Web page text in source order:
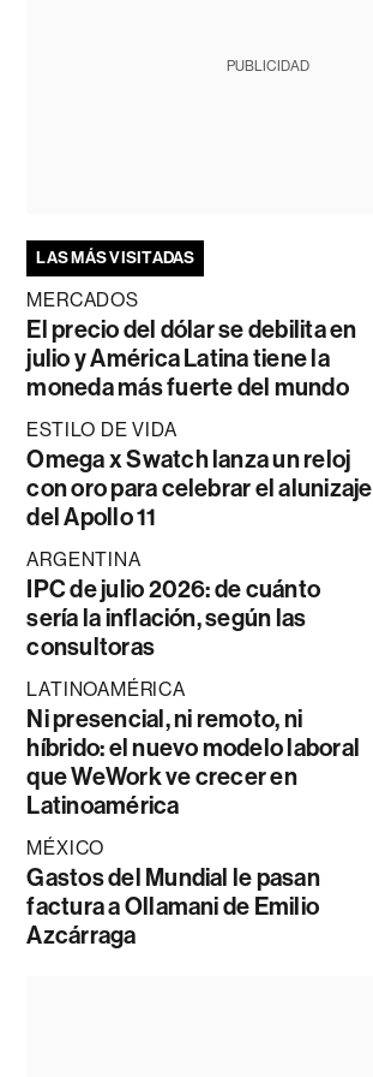
PUBLICIDAD
LAS MÁS VISITADAS
MERCADOS
El precio del dólar se debilita en
julio y América Latina tiene la
moneda más fuerte del mundo
ESTILO DE VIDA
Omega x Swatch lanza un reloj
con oro para celebrar el alunizaje
del Apollo 11
ARGENTINA
IPC de julio 2026: de cuánto
sería la inflación, según las
consultoras
LATINOAMÉRICA
Ni presencial, ni remoto, ni
híbrido: el nuevo modelo laboral
que WeWork ve crecer en
Latinoamérica
MÉXICO
Gastos del Mundial le pasan
factura a Ollamani de Emilio
Azcárraga